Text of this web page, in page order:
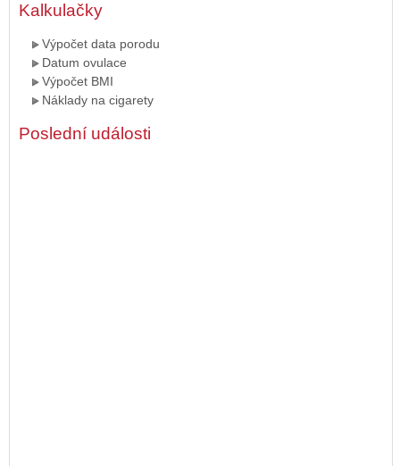
Kalkulačky
Výpočet data porodu
Datum ovulace
Výpočet BMI
Náklady na cigarety
Poslední události